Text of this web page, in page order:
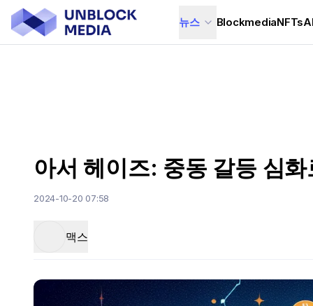
뉴스 BlockmediaNFTs
아서 헤이즈: 중동 갈등 심
2024-10-20 07:58
맥스